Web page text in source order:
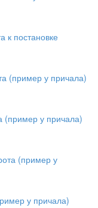
к постановке
(пример у причала)
(пример у причала)
(пример у
у причала)